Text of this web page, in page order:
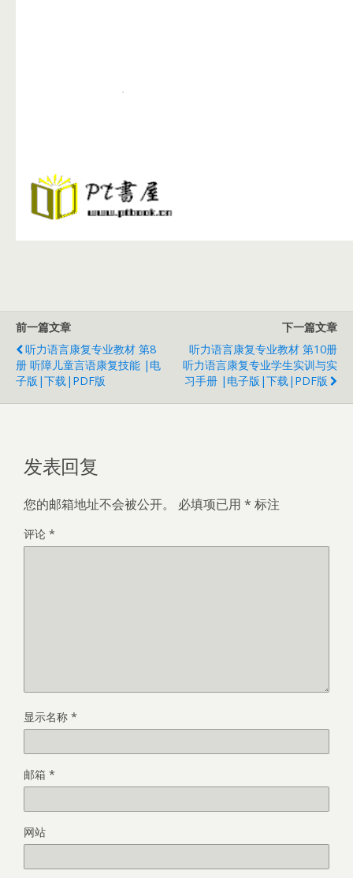
前一篇文章
听力语言康复专业教材 第8
册 听障儿童言语康复技能 |电
子版|下载|PDF版
下一篇文章
听力语言康复专业教材 第10册
听力语言康复专业学生实训与实
习手册 |电子版|下载|PDF版
发表回复
您的邮箱地址不会被公开。 必填项已用 * 标注
评论 *
显示名称 *
邮箱 *
网站